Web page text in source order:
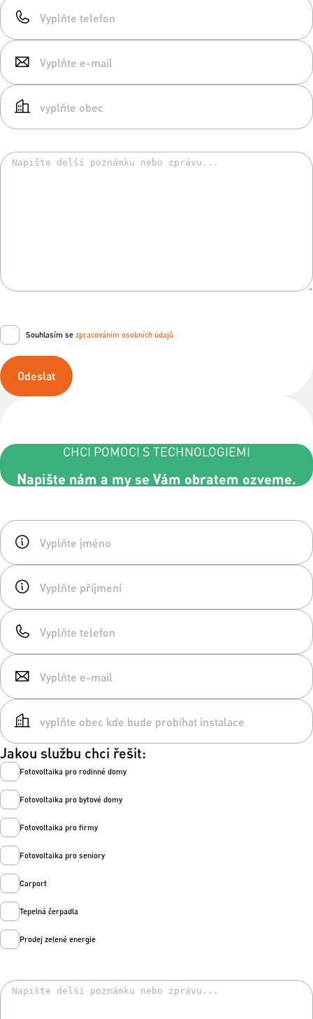
Souhlasím se zpracováním osobních údajů
Odeslat
CHCI POMOCI S TECHNOLOGIEMI
Napište nám a my se Vám obratem ozveme.
Jakou službu chci řešit:
Fotovoltaika pro rodinné domy
Fotovoltaika pro bytové domy
Fotovoltaika pro firmy
Fotovoltaika pro seniory
Carport
Tepelná čerpadla
Prodej zelené energie